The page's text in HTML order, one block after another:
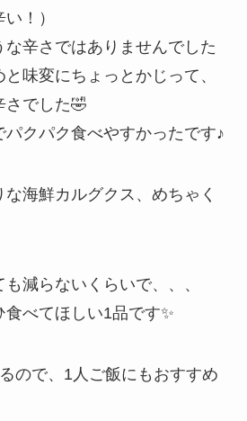
！）
辛さではありませんでした
味変にちょっとかじって、
さでした🤣
クパク食べやすかったです♪
海鮮カルグクス、めちゃく
減らないくらいで、、、
べてほしい1品です✨
ので、1人ご飯にもおすすめ